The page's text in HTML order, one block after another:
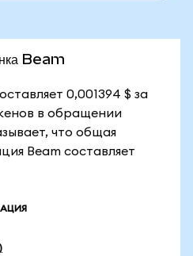
Beam
0,001394 $ за
в обращении
что общая
Beam составляет